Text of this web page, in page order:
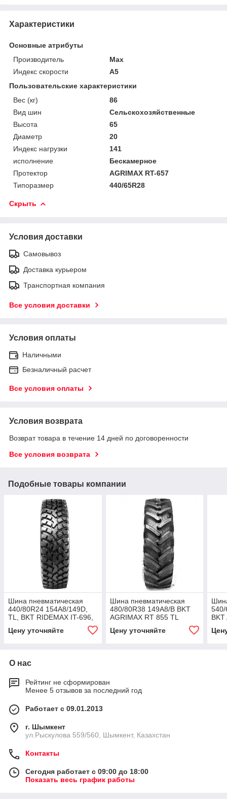
Характеристики
Основные атрибуты
Производитель
Max
Индекс скорости
A5
Пользовательские характеристики
Вес (кг)
86
Вид шин
Сельскохозяйственные
Высота
65
Диаметр
20
Индекс нагрузки
141
исполнение
Бескамерное
Протектор
AGRIMAX RT-657
Типоразмер
440/65R28
Скрыть
Условия доставки
Самовывоз
Доставка курьером
Транспортная компания
Все условия доставки
Условия оплаты
Наличными
Безналичный расчет
Все условия оплаты
Условия возврата
Возврат товара в течение 14 дней по договоренности
Все условия возврата
Подобные товары компании
Шина пневматическая
440/80R24 154A8/149D,
TL, BKT RIDEMAX IT-696,
Цену уточняйте
Шина пневматическая
480/80R38 149A8/B BKT
AGRIMAX RT 855 TL
Цену уточняйте
540/
BKT
О нас
Рейтинг не сформирован
Менее 5 отзывов за последний год
Работает с 09.01.2013
г. Шымкент
ул.Рыскулова 559/560, Шымкент, Казахстан
Контакты
Сегодня работает с 09:00 до 18:00
Показать весь график работы